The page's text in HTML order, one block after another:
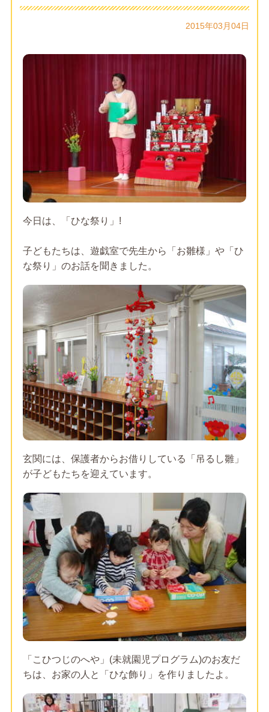
2015年03月04日
今日は、「ひな祭り」!
子どもたちは、遊戯室で先生から「お雛様」や「ひ
な祭り」のお話を聞きました。
玄関には、保護者からお借りしている「吊るし雛」
が子どもたちを迎えています。
「こひつじのへや」(未就園児プログラム)のお友だ
ちは、お家の人と「ひな飾り」を作りましたよ。